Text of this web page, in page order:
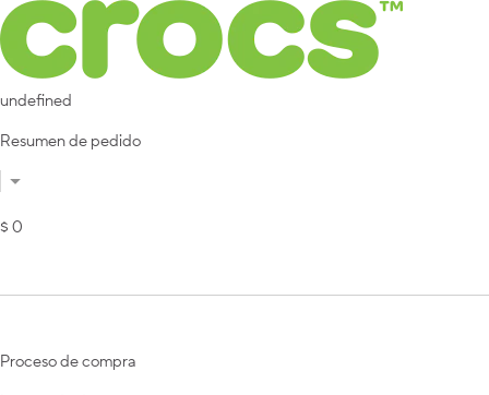
undefined
Resumen de pedido
$ 0
Proceso de compra